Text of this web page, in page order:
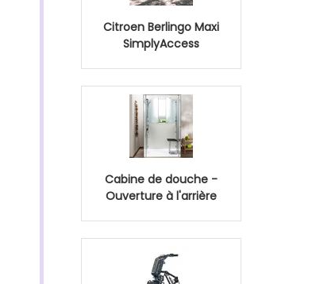
Citroen Berlingo Maxi
SimplyAccess
Cabine de douche -
Ouverture à l'arrière